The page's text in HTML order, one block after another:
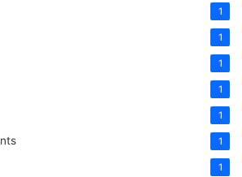
1
1
1
1
1
1
1